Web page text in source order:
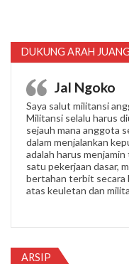
DUKUNG ARAH JUANG
Jal Ngoko
Saya salut militansi
Militansi selalu harus
sejauh mana anggota
dalam menjalankan
adalah harus
satu pekerjaan dasar,
bertahan terbit secara
atas keuletan dan
ARSIP